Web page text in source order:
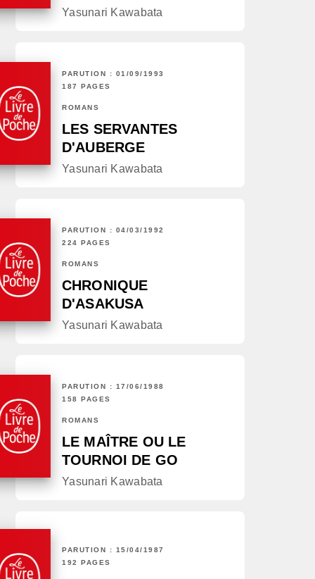
Yasunari Kawabata
PARUTION : 01/09/1993
187 PAGES
ROMANS
LES SERVANTES
D'AUBERGE
Yasunari Kawabata
PARUTION : 04/03/1992
224 PAGES
ROMANS
CHRONIQUE
D'ASAKUSA
Yasunari Kawabata
PARUTION : 17/06/1988
158 PAGES
ROMANS
LE MAÎTRE OU LE
TOURNOI DE GO
Yasunari Kawabata
PARUTION : 15/04/1987
192 PAGES